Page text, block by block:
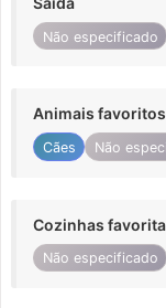
Não especificado
Animais favoritos
Cães Não
Cozinhas
Não especificado